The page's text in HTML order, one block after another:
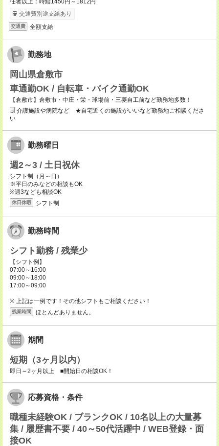
任者以上：時給1450円～1812円
交通費別途支給あり
交通費 全額支給
勤務地
岡山県倉敷市
車通勤OK / 自転車・バイク通勤OK
【倉敷市】倉敷市・中庄・栄・球場前・三菱自工前など勤務地多数！
介護施設や病院など ★自宅近くの施設がいいなど勤務地ご相談くださ
い
勤務曜日
週2～3 / 土日祝休
シフト制（月～日）
※平日のみなどの相談もOK
※週3なども相談OK
休日休暇 シフト制
勤務時間
シフト勤務 / 残業少
【シフト例】
07:00～16:00
09:00～18:00
17:00～09:00
※ 上記は一例です！その他シフトもご相談ください！
残業時間 ほとんどありません。
期間
短期（3ヶ月以内）
即日～2ヶ月以上 ■開始日の相談OK！
応募資格・条件
職種未経験OK / ブランクOK / 10名以上の大量募
集 / 履歴書不要 / 40～50代活躍中 / WEB登録・面
接OK